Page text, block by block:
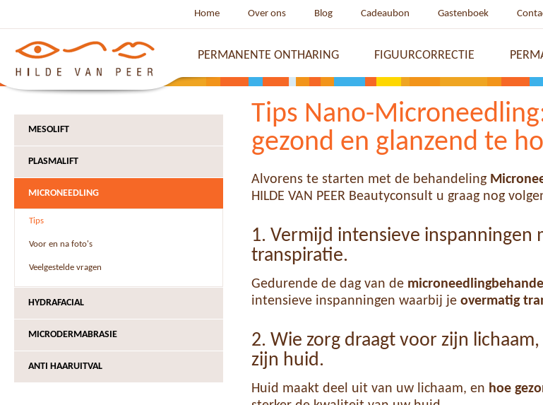
Home Over ons Blog Cadeaubon Gastenboek
PERMANENTE ONTHARING FIGUURCORRECTIE
Tips Nano-
gezond en glanzend te
Alvorens te starten met de behandeling
HILDE VAN PEER Beautyconsult u graag nog
1. Vermijd intensieve inspanningen
transpiratie.
Gedurende de dag van de
intensieve inspanningen waarbij je overmatig
2. Wie zorg draagt voor zijn
zijn huid.
Huid maakt deel uit van uw lichaam, en hoe
MESOLIFT
PLASMALIFT
MICRONEEDLING
Tips
Voor en na foto's
Veelgestelde vragen
HYDRAFACIAL
MICRODERMABRASIE
ANTI HAARUITVAL